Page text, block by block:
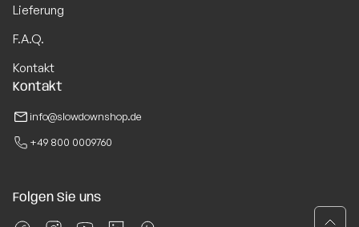
Lieferung
F.A.Q.
Kontakt
Kontakt
info@slowdownshop.de
+49 800 0009760
Folgen Sie uns